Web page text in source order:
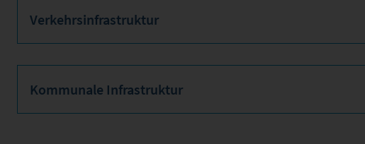
Verkehrsinfrastruktur
Kommunale Infrastruktur